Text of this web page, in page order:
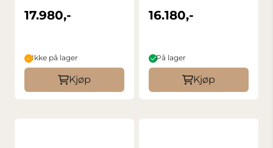
Sony FE
17.980,-
Ikke på lager
Kjøp
Sony FE
16.180,-
På lager
Kjøp